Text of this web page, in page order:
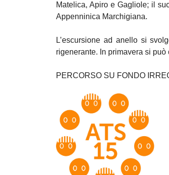
Matelica, Apiro e Gagliole; il
Appenninica Marchigiana.
L’escursione ad anello si
rigenerante. In primavera si può
PERCORSO SU FONDO